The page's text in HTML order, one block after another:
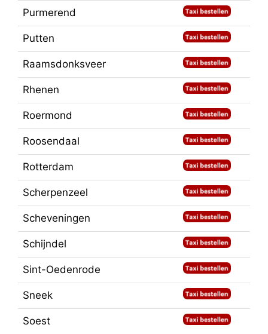
Purmerend
Putten
Raamsdonksveer
Rhenen
Roermond
Roosendaal
Rotterdam
Scherpenzeel
Scheveningen
Schijndel
Sint-Oedenrode
Sneek
Soest